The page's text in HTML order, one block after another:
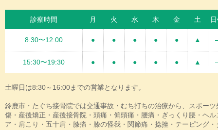
診察時間 月 火 水 木 金 土
8:30〜12:00 ● ● ● ● ● ▲
15:30〜19:30 ● ● ● ● ● ▲
土曜日は8:30～16:00までの営業となります。
鈴鹿市・たぐち接骨院では交通事故・むち打ちの治療から、スポーツ
傷・産後矯正・産後接骨院・頭痛・偏頭痛・腰痛・ぎっくり腰・ヘル
ア・肩こり・五十肩・膝痛・膝の怪我・関節痛・捻挫・テーピング・